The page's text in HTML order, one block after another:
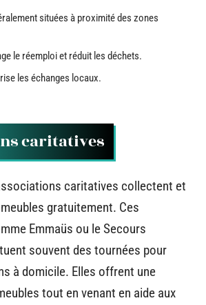
situées à proximité des zones
le réemploi et réduit les déchets.
les échanges locaux.
caritatives
caritatives collectent et
gratuitement. Ces
Emmaüs ou le Secours
souvent des tournées pour
à domicile. Elles offrent une
tout en venant en aide aux